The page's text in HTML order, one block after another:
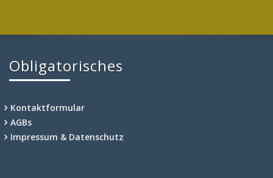
Obligatorisches
Kontaktformular
AGBs
Impressum & Datenschutz